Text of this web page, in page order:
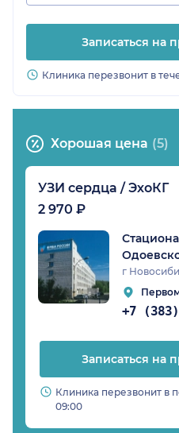
Записаться на
Клиника перезвонит в
Хорошая цена (5)
УЗИ сердца / ЭхоКГ
2 970 ₽
г
Записаться на
Клиника перезвонит в
09:00